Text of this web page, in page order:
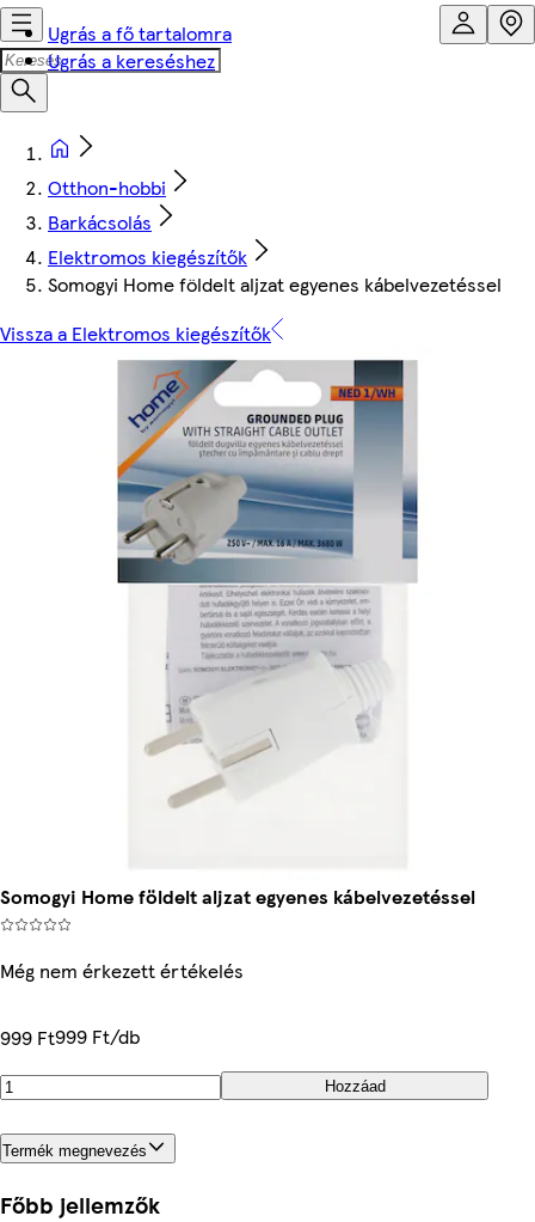
Ugrás a fő tartalomra
Ugrás a kereséshez
Otthon-hobbi
Barkácsolás
Elektromos kiegészítők
Somogyi Home földelt aljzat egyenes kábelvezetéssel
Vissza a Elektromos kiegészítők
Somogyi Home földelt aljzat egyenes kábelvezetéssel
Még nem érkezett értékelés
999 Ft999 Ft/db
Hozzáad
Termék megnevezés
Főbb jellemzők